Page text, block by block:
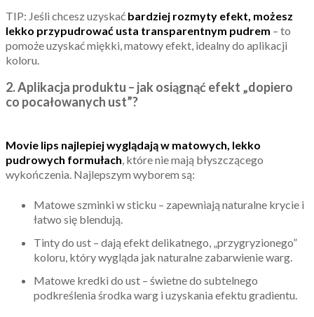
TIP: Jeśli chcesz uzyskać bardziej rozmyty efekt, możesz
lekko przypudrować usta transparentnym pudrem – to
pomoże uzyskać miękki, matowy efekt, idealny do aplikacji
koloru.
2. Aplikacja produktu – jak osiągnąć efekt „dopiero
co pocałowanych ust”?
Movie lips najlepiej wyglądają w matowych, lekko
pudrowych formułach , które nie mają błyszczącego
wykończenia. Najlepszym wyborem są:
Matowe szminki w sticku – zapewniają naturalne krycie i
łatwo się blendują.
Tinty do ust – dają efekt delikatnego, „przygryzionego”
koloru, który wygląda jak naturalne zabarwienie warg.
Matowe kredki do ust – świetne do subtelnego
podkreślenia środka warg i uzyskania efektu gradientu.